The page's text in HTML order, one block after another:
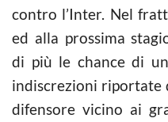
contro l’Inter. Nel
ed alla prossima
di più le chance di
indiscrezioni riportate
difensore vicino ai